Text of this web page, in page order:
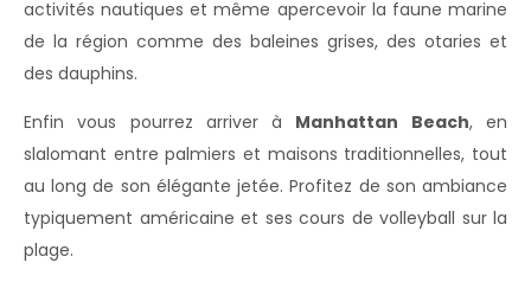
activités nautiques et même apercevoir la faune marine
de la région comme des baleines grises, des otaries et
des dauphins.
Enfin vous pourrez arriver à Manhattan Beach, en
slalomant entre palmiers et maisons traditionnelles, tout
au long de son élégante jetée. Profitez de son ambiance
typiquement américaine et ses cours de volleyball sur la
plage.